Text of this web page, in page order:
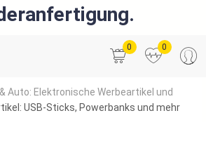
0 0
Auto: Elektronische Werbeartikel und
USB-Sticks, Powerbanks und mehr